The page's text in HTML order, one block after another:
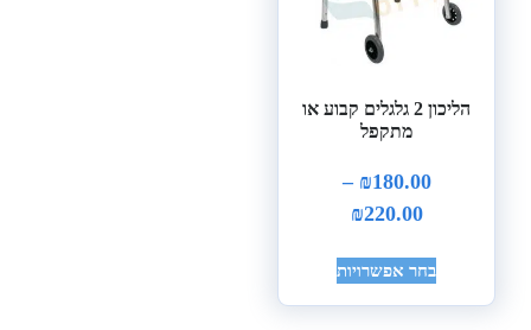
הליכון 2 גלגלים קבוע או
מתקפל
₪180.00
–
₪220.00
בחר אפשרויות